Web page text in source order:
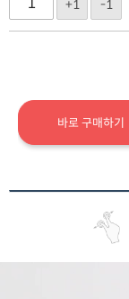
+1
-1
바로 구매하기